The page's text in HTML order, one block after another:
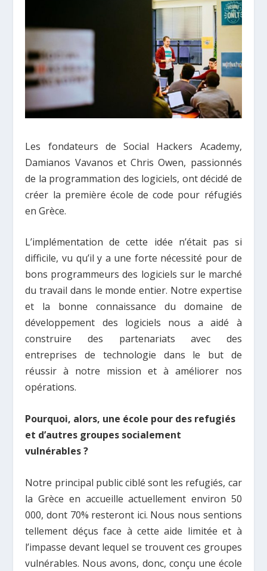
Les fondateurs de Social Hackers Academy,
Damianos Vavanos et Chris Owen, passionnés
de la programmation des logiciels, ont décidé de
créer la première école de code pour réfugiés
en Grèce.
L’implémentation de cette idée n’était pas si
difficile, vu qu’il y a une forte nécessité pour de
bons programmeurs des logiciels sur le marché
du travail dans le monde entier. Notre expertise
et la bonne connaissance du domaine de
développement des logiciels nous a aidé à
construire des partenariats avec des
entreprises de technologie dans le but de
réussir à notre mission et à améliorer nos
opérations.
Pourquoi, alors, une école pour des refugiés
et d’autres groupes socialement
vulnérables ?
Notre principal public ciblé sont les refugiés, car
la Grèce en accueille actuellement environ 50
000, dont 70% resteront ici. Nous nous sentions
tellement déçus face à cette aide limitée et à
l’impasse devant lequel se trouvent ces groupes
vulnérables. Nous avons, donc, conçu une école